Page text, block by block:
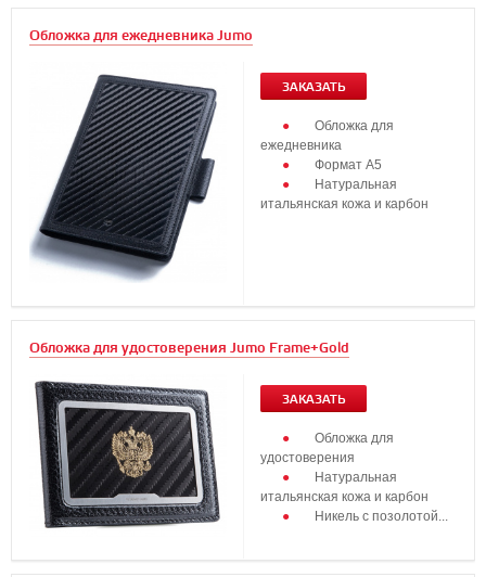
Обложка для ежедневника Jumo
ЗАКАЗАТЬ
Обложка для
ежедневника
Формат А5
Натуральная
итальянская кожа и карбон
Обложка для удостоверения Jumo Frame+Gold
ЗАКАЗАТЬ
Обложка для
удостоверения
Натуральная
итальянская кожа и карбон
Никель с позолотой...